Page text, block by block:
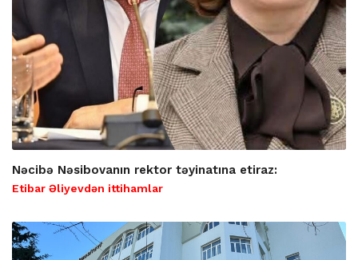
Nəcibə Nəsibovanın rektor təyinatına etiraz:
Etibar Əliyevdən ittihamlar